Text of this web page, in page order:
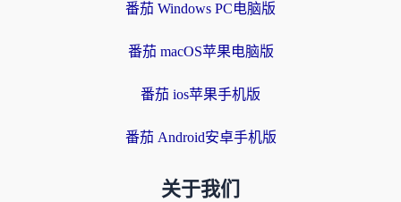
番茄 Windows PC电脑版
番茄 macOS苹果电脑版
番茄 ios苹果手机版
番茄 Android安卓手机版
关于我们